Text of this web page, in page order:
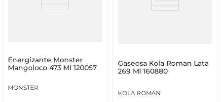
Energizante Monster
Mangoloco 473 Ml 120057
MONSTER
Gaseosa Kola Roman Lata
269 Ml 160880
KOLA ROMAN